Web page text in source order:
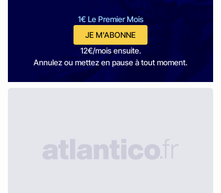
1€ Le Premier Mois
JE M'ABONNE
12€/mois ensuite.
Annulez ou mettez en pause à tout moment.